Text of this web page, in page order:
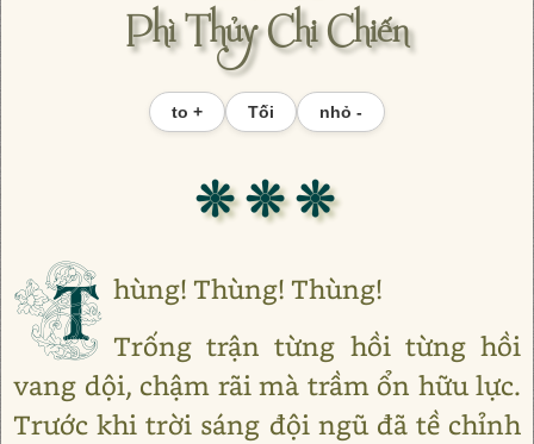
Phì Thủy Chi Chiến
to + Tối nhỏ -
❊ ❊ ❊
T hùng! Thùng! Thùng!
Trống trận từng hồi từng hồi
vang dội, chậm rãi mà trầm ổn hữu lực.
Trước khi trời sáng đội ngũ đã tề chỉnh